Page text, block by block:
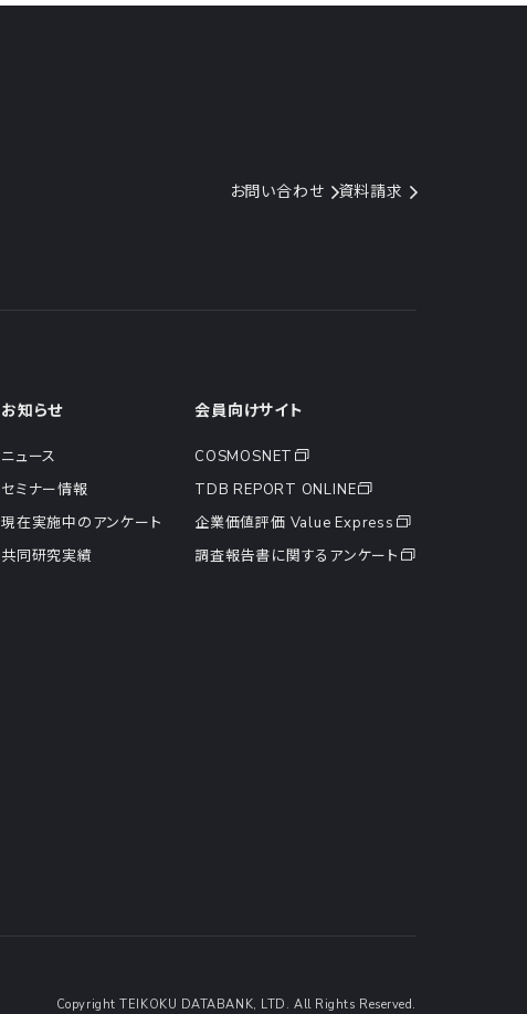
お問い合わせ 資料請求
お知らせ
ニュース
セミナー情報
現在実施中のアンケート
共同研究実績
会員向けサイト
COSMOSNET
TDB REPORT ONLINE
企業価値評価 Value Express
調査報告書に関するアンケート
Copyright TEIKOKU DATABANK, LTD. All Rights Reserved.